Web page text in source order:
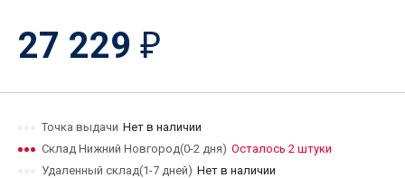
27 229 ₽
Точка выдачи Нет в наличии
Склад Нижний Новгород(0-2 дня) Осталось 2 штуки
Удаленный склад(1-7 дней) Нет в наличии